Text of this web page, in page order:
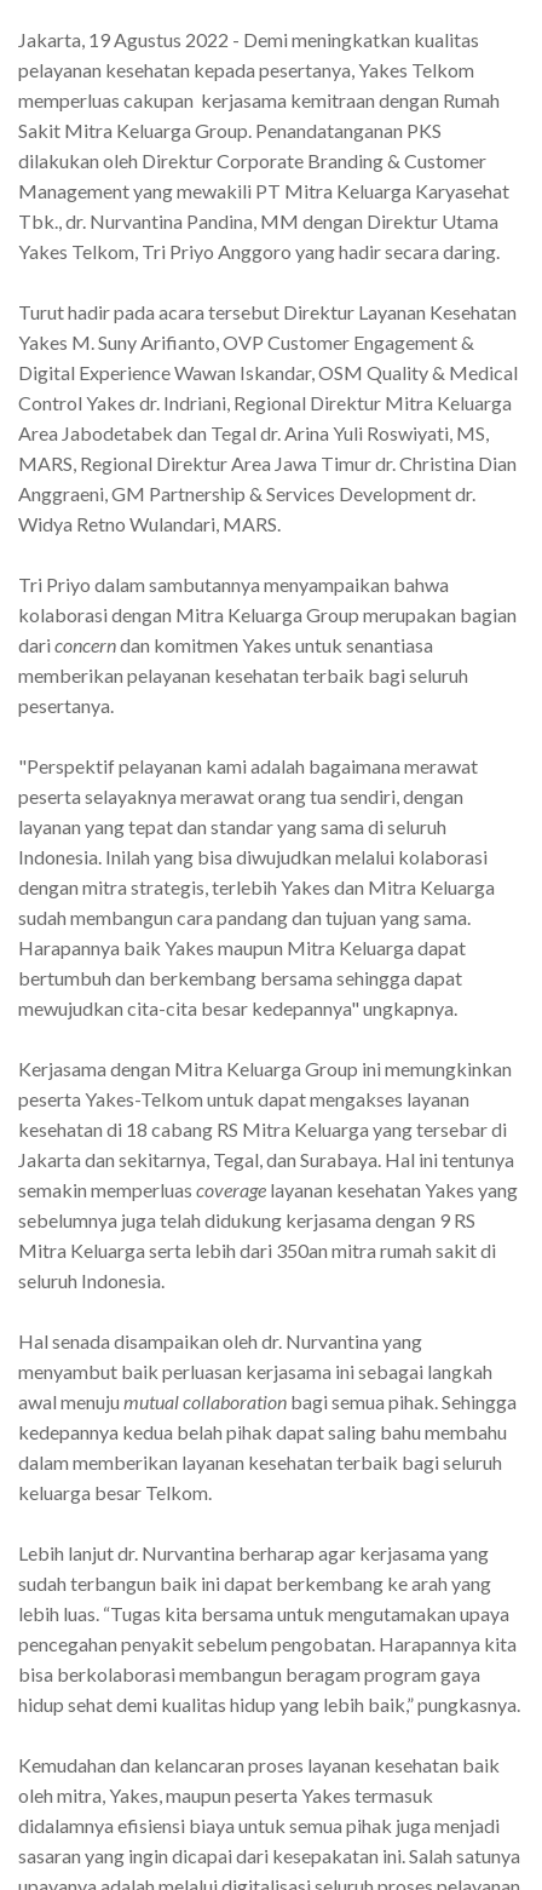
Jakarta, 19 Agustus 2022 - Demi meningkatkan kualitas
pelayanan kesehatan kepada pesertanya, Yakes Telkom
memperluas cakupan kerjasama kemitraan dengan Rumah
Sakit Mitra Keluarga Group. Penandatanganan PKS
dilakukan oleh Direktur Corporate Branding & Customer
Management yang mewakili PT Mitra Keluarga Karyasehat
Tbk., dr. Nurvantina Pandina, MM dengan Direktur Utama
Yakes Telkom, Tri Priyo Anggoro yang hadir secara daring.
Turut hadir pada acara tersebut Direktur Layanan Kesehatan
Yakes M. Suny Arifianto, OVP Customer Engagement &
Digital Experience Wawan Iskandar, OSM Quality & Medical
Control Yakes dr. Indriani, Regional Direktur Mitra Keluarga
Area Jabodetabek dan Tegal dr. Arina Yuli Roswiyati, MS,
MARS, Regional Direktur Area Jawa Timur dr. Christina Dian
Anggraeni, GM Partnership & Services Development dr.
Widya Retno Wulandari, MARS.
Tri Priyo dalam sambutannya menyampaikan bahwa
kolaborasi dengan Mitra Keluarga Group merupakan bagian
dari concerndan komitmen Yakes untuk senantiasa
memberikan pelayanan kesehatan terbaik bagi seluruh
pesertanya.
"Perspektif pelayanan kami adalah bagaimana merawat
peserta selayaknya merawat orang tua sendiri, dengan
layanan yang tepat dan standar yang sama di seluruh
Indonesia. Inilah yang bisa diwujudkan melalui kolaborasi
dengan mitra strategis, terlebih Yakes dan Mitra Keluarga
sudah membangun cara pandang dan tujuan yang sama.
Harapannya baik Yakes maupun Mitra Keluarga dapat
bertumbuh dan berkembang bersama sehingga dapat
mewujudkan cita-cita besar kedepannya" ungkapnya.
Kerjasama dengan Mitra Keluarga Group ini memungkinkan
peserta Yakes-Telkom untuk dapat mengakses layanan
kesehatan di 18 cabang RS Mitra Keluarga yang tersebar di
Jakarta dan sekitarnya, Tegal, dan Surabaya. Hal ini tentunya
semakin memperluas coverage layanan kesehatan Yakes yang
sebelumnya juga telah didukung kerjasama dengan 9 RS
Mitra Keluarga serta lebih dari 350an mitra rumah sakit di
seluruh Indonesia.
Hal senada disampaikan oleh dr. Nurvantina yang
menyambut baik perluasan kerjasama ini sebagai langkah
awal menuju mutual collaboration bagi semua pihak. Sehingga
kedepannya kedua belah pihak dapat saling bahu membahu
dalam memberikan layanan kesehatan terbaik bagi seluruh
keluarga besar Telkom.
Lebih lanjut dr. Nurvantina berharap agar kerjasama yang
sudah terbangun baik ini dapat berkembang ke arah yang
lebih luas. “Tugas kita bersama untuk mengutamakan upaya
pencegahan penyakit sebelum pengobatan. Harapannya kita
bisa berkolaborasi membangun beragam program gaya
hidup sehat demi kualitas hidup yang lebih baik,” pungkasnya.
Kemudahan dan kelancaran proses layanan kesehatan baik
oleh mitra, Yakes, maupun peserta Yakes termasuk
didalamnya efisiensi biaya untuk semua pihak juga menjadi
sasaran yang ingin dicapai dari kesepakatan ini. Salah satunya